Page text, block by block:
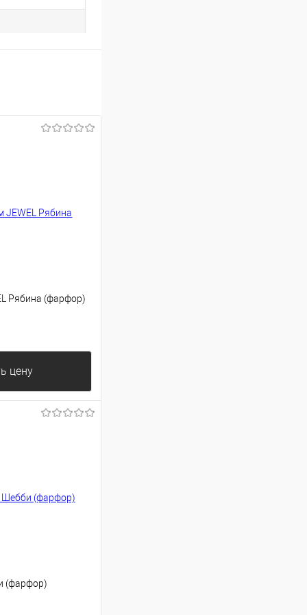
Рябина (фарфор)
цену
(фарфор)